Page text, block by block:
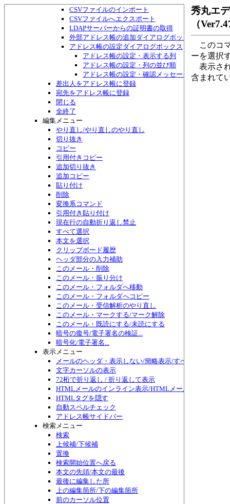
CSVファイルのインポート
CSVファイルへエクスポート
LDAPサーバーからの証明書の取得
外部アドレス帳の追加ダイアログボックス
アドレス帳の設定ダイアログボックス
アドレス帳の設定・表示する列
アドレス帳の設定・列の並び順
アドレス帳の設定・確認メッセージ
差出人をアドレス帳に登録
宛先をアドレス帳に登録
閉じる
全終了
編集メニュー
やり直し/やり直しのやり直し
切り抜き
コピー
引用付きコピー
追加切り抜き
追加コピー
貼り付け
削除
変換系コマンド
引用付き貼り付け
現在行の自動折り返し禁止
すべて選択
本文を選択
クリップボード履歴
ヘッダ部分の入力補助
このメール・削除
このメール・振り分け
このメール・フォルダへ移動
このメール・フォルダへコピー
このメール・受信解析のやり直し
このメール・マークする/マーク解除
このメール・既読にする/未読にする
暗号の復号/電子署名の検証...
暗号化/電子署名...
表示メニュー
メールのヘッダ・表示しない/簡略表示/すべて表示/切り
文字カーソルの表示
72桁で折り返し / 折り返して表示
HTMLメールのインライン表示/HTMLメール編集
HTMLタグを隠す
自動スペルチェック
アドレス帳サイドバー
検索メニュー
検索
上候補/下候補
置換
検索開始位置へ戻る
本文の先頭/本文の最後
最後に編集した所
上の編集箇所/下の編集箇所
前のカーソル位置
秀丸エ
（
このコ
ーを選択
表示さ
含まれて